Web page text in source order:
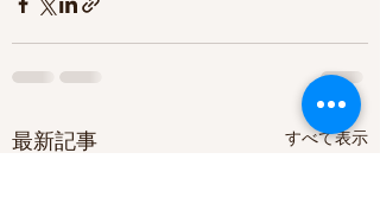
最新記事 すべて表示